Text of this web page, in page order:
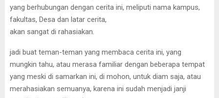
yang berhubungan dengan cerita ini, meliputi nama kampus,
fakultas, Desa dan latar cerita,
akan sangat di rahasiakan.
jadi buat teman-teman yang membaca cerita ini, yang
mungkin tahu, atau merasa familiar dengan beberapa tempat
yang meski di samarkan ini, di mohon, untuk diam saja, atau
merahasiakan semuanya, karena ini sudah menjadi janji